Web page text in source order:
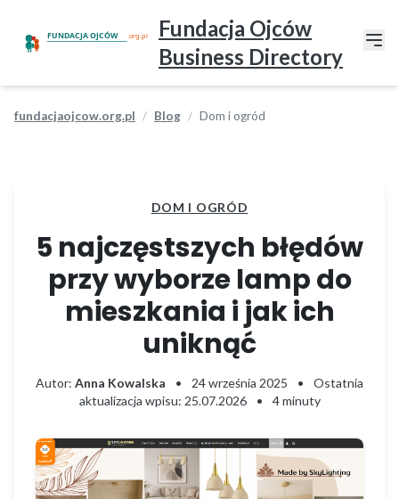
Fundacja Ojców
Business Directory
fundacjaojcow.org.pl Blog Dom i ogród
DOM I OGRÓD
5 najczęstszych błędów
przy wyborze lamp do
mieszkania i jak ich
uniknąć
Autor: Anna Kowalska • 24 września 2025 •
Ostatnia
aktualizacja wpisu: 25.07.2026
• 4 minuty